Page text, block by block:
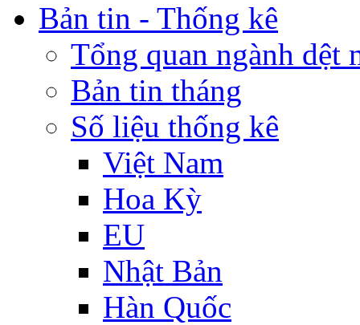
Bản tin - Thống kê
Tổng quan ngành dệt
Bản tin tháng
Số liệu thống kê
Việt Nam
Hoa Kỳ
EU
Nhật Bản
Hàn Quốc